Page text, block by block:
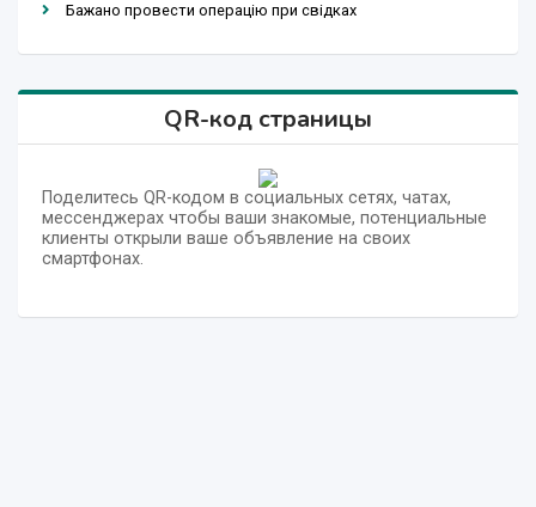
Бажано провести операцію при свідках
QR-код страницы
Поделитесь QR-кодом в социальных сетях, чатах,
мессенджерах чтобы ваши знакомые, потенциальные
клиенты открыли ваше объявление на своих
смартфонах.